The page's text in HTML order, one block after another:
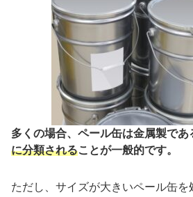
多くの場合、ペール缶は金属製であ
に分類されることが一般的です。
ただし、サイズが大きいペール缶を